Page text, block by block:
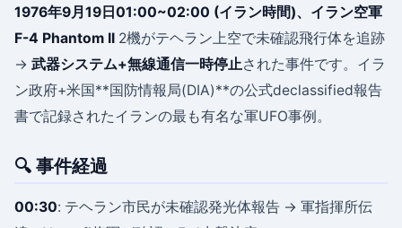
1976年9月19日01:00~02:00 (イラン時間)、 イラン空軍
F-4 Phantom II 2機がテヘラン上空で未確認飛行体を追跡
→ 武器システム+無線通信一時停止された事件です。イラ
ン政府+米国**国防情報局(DIA)**の公式declassified報告
書で記録されたイランの最も有名な軍UFO事例。
🔍 事件経過
00:30: テヘラン市民が未確認発光体報告 → 軍指揮所伝